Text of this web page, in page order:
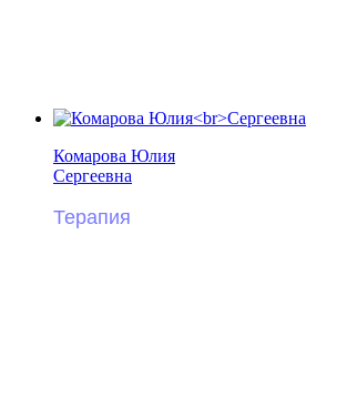
Комарова Юлия
Сергеевна
Терапия